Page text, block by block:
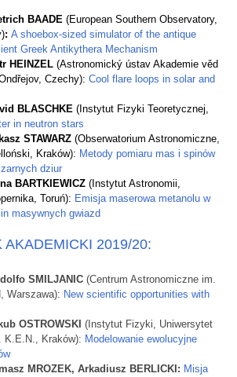
BAADE (European Southern Observatory,
: A shoebox-sized simulator of the antique
Greek Antikythera Mechanism
HEINZEL (Astronomický ústav Akademie věd
Czechy): Cool flare loops in solar and
BLASCHKE (Instytut Fizyki Teoretycznej,
in neutron stars
STAWARZ (Obserwatorium Astronomiczne,
Kraków): Metody pomiaru mas i spinów
dziur
BARTKIEWICZ (Instytut Astronomii,
Toruń): Emisja maserowa metanolu w
masywnych gwiazd
AKADEMICKI 2019/20:
SMILJANIC (Centrum Astronomiczne im.
Warszawa): New scientific opportunities with
OSTROWSKI (Instytut Fizyki, Uniwersytet
K.E.N., Kraków): Modelowanie ewolucyjne
MROZEK, Arkadiusz BERLICKI: Misja